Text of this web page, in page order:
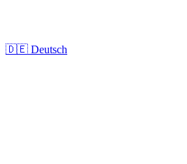
🇩🇪 Deutsch